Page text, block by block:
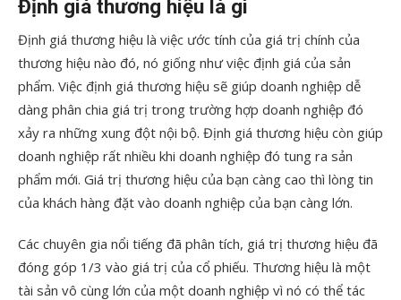
Định giá thương hiệu là gì
Định giá thương hiệu là việc ước tính của giá trị chính của
thương hiệu nào đó, nó giống như việc định giá của sản
phẩm. Việc định giá thương hiệu sẽ giúp doanh nghiệp dễ
dàng phân chia giá trị trong trường hợp doanh nghiệp đó
xảy ra những xung đột nội bộ. Định giá thương hiệu còn giúp
doanh nghiệp rất nhiều khi doanh nghiệp đó tung ra sản
phẩm mới. Giá trị thương hiệu của bạn càng cao thì lòng tin
của khách hàng đặt vào doanh nghiệp của bạn càng lớn.
Các chuyên gia nổi tiếng đã phân tích, giá trị thương hiệu đã
đóng góp 1/3 vào giá trị của cổ phiếu. Thương hiệu là một
tài sản vô cùng lớn của một doanh nghiệp vì nó có thể tác